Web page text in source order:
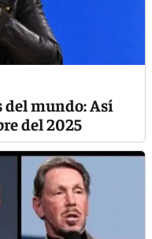
del mundo: Así
del 2025